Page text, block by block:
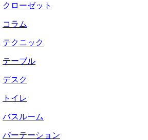
クローゼット
コラム
テクニック
テーブル
デスク
トイレ
バスルーム
パーテーション